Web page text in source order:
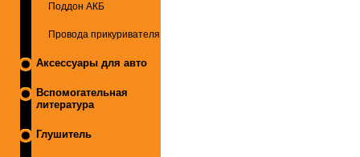
Поддон АКБ
Провода прикуривателя
Аксессуары для авто
Вспомогательная
литература
Глушитель